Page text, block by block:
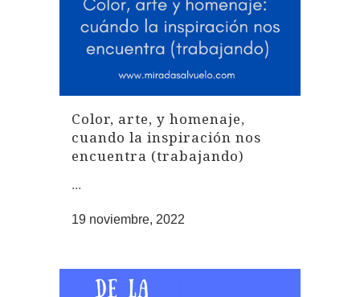
Color, arte, y homenaje,
cuando la inspiración nos
encuentra (trabajando)
...
19 noviembre, 2022